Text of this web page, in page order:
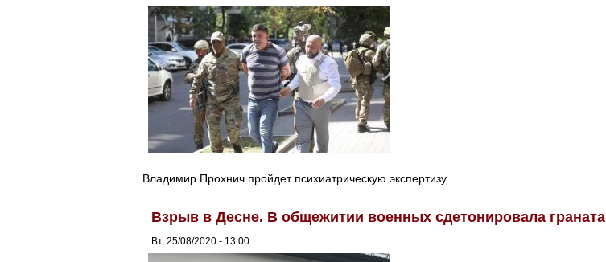
Владимир Прохнич пройдет психиатрическую экспертизу.
Взрыв в Десне. В общежитии военных сдетонировала граната
Вт, 25/08/2020 - 13:00